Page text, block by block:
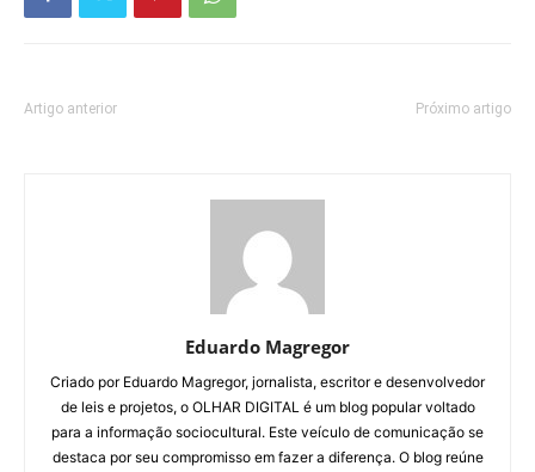
Artigo anterior Próximo artigo
Eduardo Magregor
Criado por Eduardo Magregor, jornalista, escritor e desenvolvedor
de leis e projetos, o OLHAR DIGITAL é um blog popular voltado
para a informação sociocultural. Este veículo de comunicação se
destaca por seu compromisso em fazer a diferença. O blog reúne